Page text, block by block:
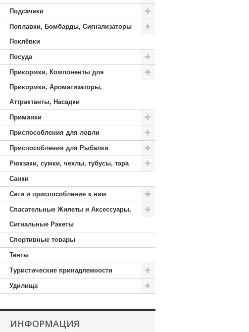
Подсачеки
Поплавки, Бомбарды, Сигнализаторы
Поклёвки
Посуда
Прикормки, Компоненты для
Прикормки, Ароматизаторы,
Аттрактанты, Насадки
Приманки
Приспособления для ловли
Приспособления для Рыбалки
Рюкзаки, сумки, чехлы, тубусы, тара
Санки
Сети и приспособления к ним
Спасательные Жилеты и Аксессуары,
Сигнальные Ракеты
Спортивные товары
Тенты
Туристические принадлежности
Удилища
ИНФОРМАЦИЯ